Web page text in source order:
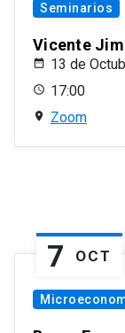
Seminarios
Vicente
13 de
17:00
Zoom
7 OCT